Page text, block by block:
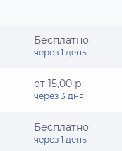
Бесплатно
через 1 день
от 15,00 р.
через 3 дня
Бесплатно
через 1 день